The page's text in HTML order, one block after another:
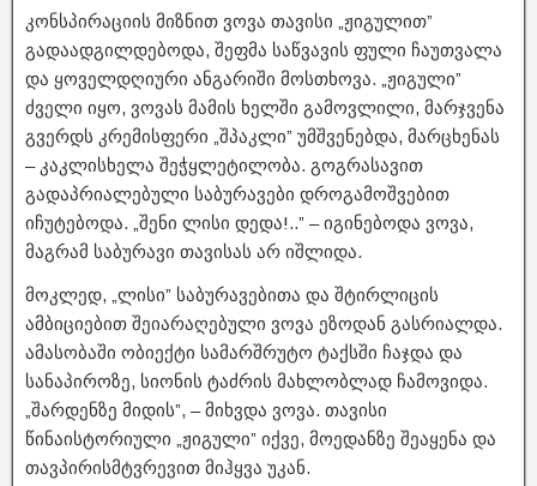
კონსპირაციის მიზნით ვოვა თავისი „ჟიგულით”
გადაადგილდებოდა, შეფმა საწვავის ფული ჩაუთვალა
და ყოველდღიური ანგარიში მოსთხოვა. „ჟიგული”
ძველი იყო, ვოვას მამის ხელში გამოვლილი, მარჯვენა
გვერდს კრემისფერი „შპაკლი” უმშვენებდა, მარცხენას
– კაკლისხელა შეჭყლეტილობა. გოგრასავით
გადაპრიალებული საბურავები დროგამოშვებით
იჩუტებოდა. „შენი ლისი დედა!..” – იგინებოდა ვოვა,
მაგრამ საბურავი თავისას არ იშლიდა.
მოკლედ, „ლისი” საბურავებითა და შტირლიცის
ამბიციებით შეიარაღებული ვოვა ეზოდან გასრიალდა.
ამასობაში ობიექტი სამარშრუტო ტაქსში ჩაჯდა და
სანაპიროზე, სიონის ტაძრის მახლობლად ჩამოვიდა.
„შარდენზე მიდის”, – მიხვდა ვოვა. თავისი
წინაისტორიული „ჟიგული” იქვე, მოედანზე შეაყენა და
თავპირისმტვრევით მიჰყვა უკან.